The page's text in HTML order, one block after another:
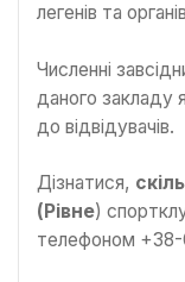
легенів та
Численні
даного закладу
до відвідувачів.
Дізнатися,
(Рівне)
телефоном